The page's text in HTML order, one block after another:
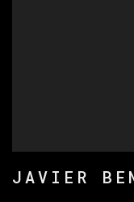
JAVIER